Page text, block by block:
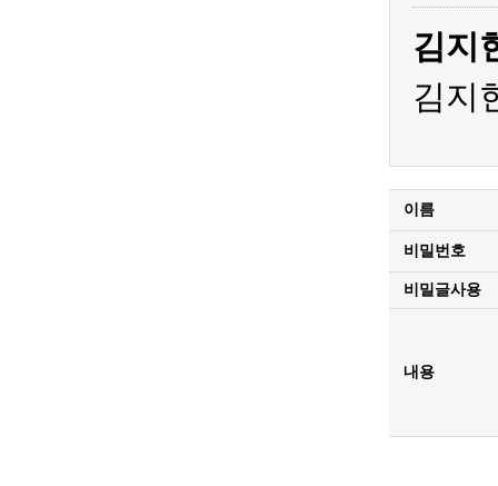
김지
김지
이름
비밀번호
비밀글사용
내용